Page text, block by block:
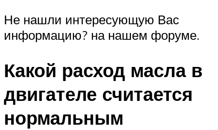
Не нашли интересующую Вас
информацию? на нашем форуме.
Какой расход масла в
двигателе считается
нормальным